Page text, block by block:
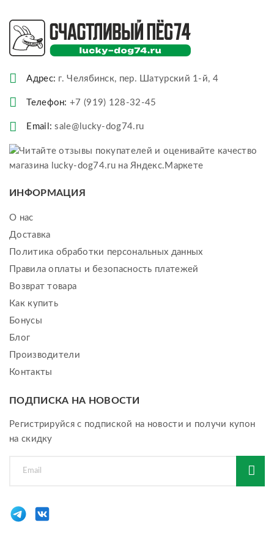
Адрес: г. Челябинск, пер. Шатурский 1-й, 4
Телефон: +7 (919) 128-32-45
Email: sale@lucky-dog74.ru
ИНФОРМАЦИЯ
О нас
Доставка
Политика обработки персональных данных
Правила оплаты и безопасность платежей
Возврат товара
Как купить
Бонусы
Блог
Производители
Контакты
ПОДПИСКА НА НОВОСТИ
Регистрируйся с подпиской на новости и получи купон
на скидку